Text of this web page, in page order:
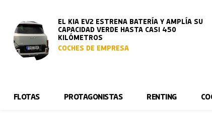
EL KIA EV2 ESTRENA BATERÍA Y AMPLÍA SU
CAPACIDAD VERDE HASTA CASI 450
KILÓMETROS
COCHES DE EMPRESA
FLOTAS PROTAGONISTAS RENTING